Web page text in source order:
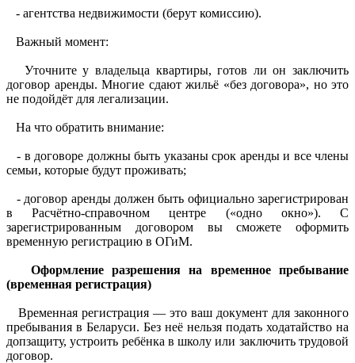
- агентства недвижимости (берут комиссию).
Важный момент:
Уточните у владельца квартиры, готов ли он заключить
договор аренды. Многие сдают жильё «без договора», но это
не подойдёт для легализации.
На что обратить внимание:
- в договоре должны быть указаны срок аренды и все члены
семьи, которые будут проживать;
- договор аренды должен быть официально зарегистрирован
в Расчётно-справочном центре («одно окно»). С
зарегистрированным договором вы сможете оформить
временную регистрацию в ОГиМ.
Оформление разрешения на временное пребывание
(временная регистрация)
Временная регистрация — это ваш документ для законного
пребывания в Беларуси. Без неё нельзя подать ходатайство на
допзащиту, устроить ребёнка в школу или заключить трудовой
договор.